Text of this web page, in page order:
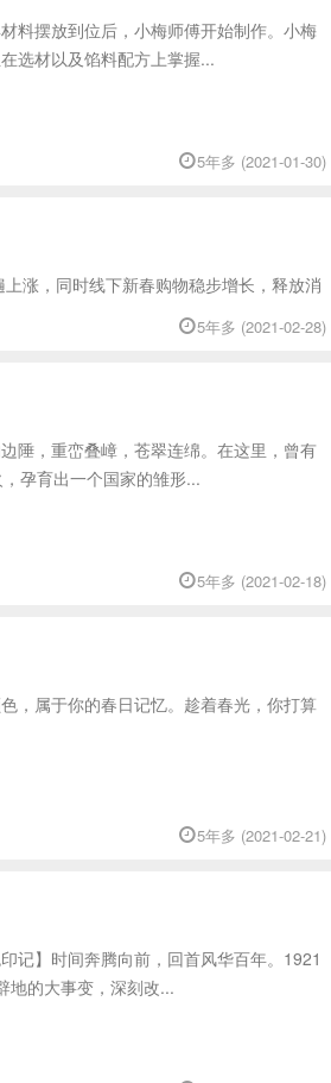
料摆放到位后，小梅师傅开始制作。小梅
选材以及馅料配方上掌握...
5年多 (2021-01-30)
涨，同时线下新春购物稳步增长，释放消
5年多 (2021-02-28)
陲，重峦叠嶂，苍翠连绵。在这里，曾有
孕育出一个国家的雏形...
5年多 (2021-02-18)
，属于你的春日记忆。趁着春光，你打算
5年多 (2021-02-21)
记】时间奔腾向前，回首风华百年。1921
地的大事变，深刻改...